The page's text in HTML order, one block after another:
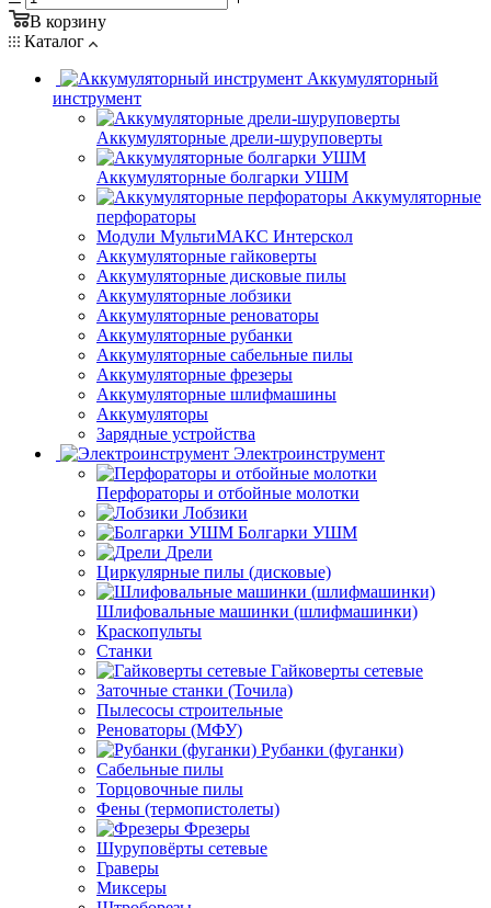
В корзину
Каталог
Аккумуляторный
инструмент
Аккумуляторные дрели-шуруповерты
Аккумуляторные болгарки УШМ
Аккумуляторные
перфораторы
Модули МультиМАКС Интерскол
Аккумуляторные гайковерты
Аккумуляторные дисковые пилы
Аккумуляторные лобзики
Аккумуляторные реноваторы
Аккумуляторные рубанки
Аккумуляторные сабельные пилы
Аккумуляторные фрезеры
Аккумуляторные шлифмашины
Аккумуляторы
Зарядные устройства
Электроинструмент
Перфораторы и отбойные молотки
Лобзики
Болгарки УШМ
Дрели
Циркулярные пилы (дисковые)
Шлифовальные машинки (шлифмашинки)
Краскопульты
Станки
Гайковерты сетевые
Заточные станки (Точила)
Пылесосы строительные
Реноваторы (МФУ)
Рубанки (фуганки)
Сабельные пилы
Торцовочные пилы
Фены (термопистолеты)
Фрезеры
Шуруповёрты сетевые
Граверы
Миксеры